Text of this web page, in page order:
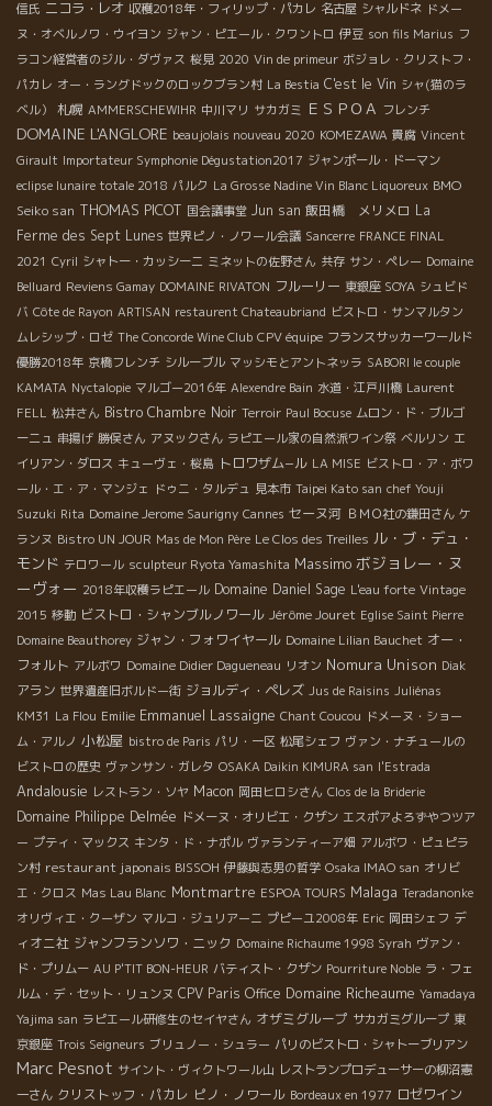
信氏 ニコラ・レオ 収穫2018年・フィリップ・パカレ 名古屋 シャルドネ ドメー
ヌ・オベルノワ・ウイヨン ジャン・ピエール・クワントロ 伊豆 son fils Marius フ
ラコン経営者のジル・ダヴァス 桜見 2020 Vin de primeur ボジョレ・クリストフ・
パカレ オー・ラングドックのロックブラン村 La Bestia C'est le Vin シャ(猫のラ
ベル）
札幌 AMMERSCHEWIHR 中川マリ サカガミ ＥＳＰＯＡ フレンチ
DOMAINE L'ANGLORE beaujolais nouveau 2020 KOMEZAWA 貴腐 Vincent
Girault Importateur Symphonie Dégustation2017 ジャンポール・ドーマン
eclipse lunaire totale 2018 パルク La Grosse Nadine Vin Blanc Liquoreux BMO
Seiko san THOMAS PICOT 国会議事堂 Jun san 飯田橋 メリメロ La
Ferme des Sept Lunes 世界ピノ・ノワール会議 Sancerre FRANCE FINAL
2021 Cyril シャトー・カッシーニ ミネットの佐野さん 共存 サン・ペレー Domaine
Belluard Reviens Gamay DOMAINE RIVATON フルーリー 東銀座 SOYA シュビド
バ Côte de Rayon ARTISAN restaurent Chateaubriand ビストロ・サンマルタン
ムレシップ・ロゼ The Concorde Wine Club CPV équipe フランスサッカーワールド
優勝2018年 京橋フレンチ シルーブル マッシモとアントネッラ SABORI le couple
KAMATA Nyctalopie マルゴー2016年 Alexendre Bain 水道・江戸川橋 Laurent
FELL 松井さん Bistro Chambre Noir Terroir Paul Bocuse ムロン・ド・ブルゴ
ーニュ 串揚げ 勝俣さん アヌックさん ラピエール家の自然派ワイン祭 ベルリン エ
イリアン・ダロス キューヴェ・桜島 トロワザム−ル LA MISE ビストロ・ア・ボワ
ール・エ・ア・マンジェ ドゥニ・タルデュ 見本市 Taipei Kato san chef Youji
Suzuki Rita Domaine Jerome Saurigny Cannes セーヌ河 ＢＭＯ社の鎌田さん ケ
ランヌ Bistro UN JOUR Mas de Mon Père Le Clos des Treilles ル・ブ・デュ・
モンド テロワール sculpteur Ryota Yamashita Massimo ボジョレー・ヌ
ーヴォー 2018年収穫ラピエール Domaine Daniel Sage L'eau forte Vintage
2015 移動 ビストロ・シャンブルノワール Jérôme Jouret Eglise Saint Pierre
Domaine Beauthorey ジャン・フォワイヤール Domaine Lilian Bauchet オー・
フォルト アルボワ Domaine Didier Dagueneau リオン Nomura Unison Diak
アラン 世界遺産旧ボルドー街 ジョルディ・ペレズ Jus de Raisins Juliénas
KM31 La Flou Emilie Emmanuel Lassaigne Chant Coucou ドメーヌ・ショー
ム・アルノ 小松屋 bistro de Paris パリ・一区 松尾シェフ ヴァン・ナチュールの
ビストロの歴史 ヴァンサン・ガレタ OSAKA Daikin KIMURA san l'Estrada
Andalousie レストラン・ソヤ Macon 岡田ヒロシさん Clos de la Briderie
Domaine Philippe Delmée ドメーヌ・オリビエ・クザン エスポアよろずやつツア
ー プティ・マックス キンタ・ド・ナポル ヴァランティーア畑 アルボワ・ピュピラ
ン村 restaurant japonais BISSOH 伊藤與志男の哲学 Osaka IMAO san オリビ
エ・クロス Mas Lau Blanc Montmartre ESPOA TOURS Malaga Teradanonke
オリヴィエ・クーザン マルコ・ジュリアーニ プピーユ2008年 Eric 岡田シェフ デ
ィオニ社 ジャンフランソワ・ニック Domaine Richaume 1998 Syrah ヴァン・
ド・プリムー AU P'TIT BON-HEUR バティスト・クザン Pourriture Noble ラ・フェ
ルム・デ・セット・リュンヌ CPV Paris Office Domaine Richeaume Yamadaya
Yajima san ラピエール研修生のセイヤさん オザミグループ サカガミグループ 東
京銀座 Trois Seigneurs ブリュノー・シュラー パリのビストロ・シャトーブリアン
Marc Pesnot サイント・ヴィクトワール山 レストランプロデューサーの柳沼憲
一さん クリストッフ・パカレ ピノ・ノワール Bordeaux en 1977 ロゼワイン